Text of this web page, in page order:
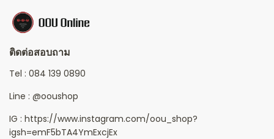
ติดต่อสอบถาม
Tel : 084 139 0890
Line : @ooushop
IG : https://www.instagram.com/oou_shop?
igsh=emF5bTA4YmExcjEx